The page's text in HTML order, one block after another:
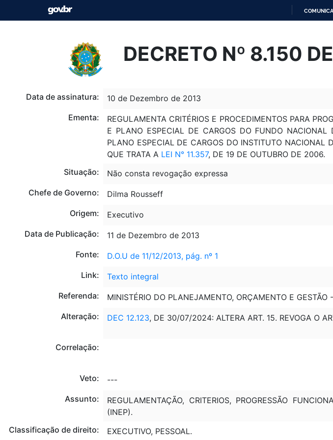
O
DECRETO Nº 8.150
Data de assinatura:
10 de Dezembro de 2013
Ementa:
REGULAMENTA CRITÉRIOS E PROCEDIMENTOS PARA
E PLANO ESPECIAL DE CARGOS DO FUNDO
PLANO ESPECIAL DE CARGOS DO INSTITUTO NACIONAL
QUE TRATA A LEI N° 11.357, DE 19 DE OUTUBRO DE 2006.
Situação:
Não consta revogação expressa
Chefe de Governo:
Dilma Rousseff
Origem:
Executivo
Data de Publicação:
11 de Dezembro de 2013
Fonte:
D.O.U de 11/12/2013, pág. nº 1
Link:
Texto integral
Referenda:
MINISTÉRIO DO PLANEJAMENTO, ORÇAMENTO E
Alteração:
DEC 12.123, DE 30/07/2024: ALTERA ART. 15. REVOGA O
Correlação:
Veto:
---
Assunto:
REGULAMENTAÇÃO, CRITERIOS, PROGRESSÃO
(INEP).
Classificação de direito:
EXECUTIVO, PESSOAL.